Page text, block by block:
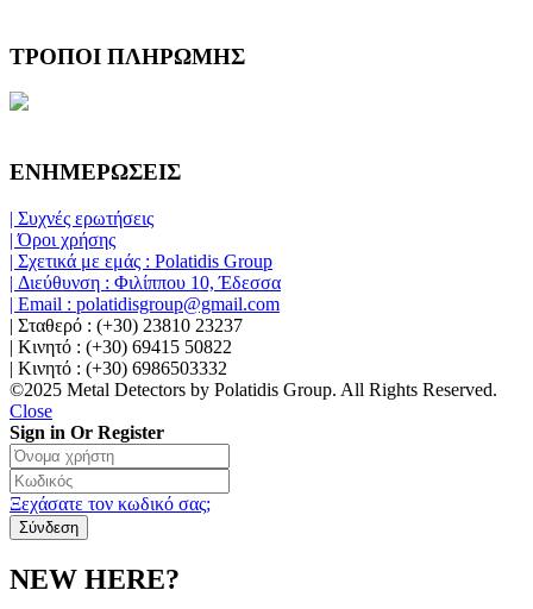
ΤΡΟΠΟΙ ΠΛΗΡΩΜΗΣ
ΕΝΗΜΕΡΩΣΕΙΣ
| Συχνές ερωτήσεις
| Όροι χρήσης
| Σχετικά με εμάς : Polatidis Group
| Διεύθυνση : Φιλίππου 10, Έδεσσα
| Email : polatidisgroup@gmail.com
| Σταθερό : (+30) 23810 23237
| Κινητό : (+30) 69415 50822
| Κινητό : (+30) 6986503332
©2025 Metal Detectors by Polatidis Group. All Rights Reserved.
Close
Sign in Or Register
Ξεχάσατε τον κωδικό σας;
NEW HERE?